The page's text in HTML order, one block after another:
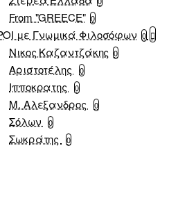
From "GREECE" 0
με Γνωμικά Φιλοσόφων 0
Νικος Καζαντζάκης 0
Αριστοτέλης 0
Ιπποκρατης 0
Μ. Αλεξανδρος 0
Σόλων 0
Σωκράτης 0